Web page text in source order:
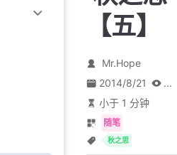
【五】
Mr.Hope
2014/8/21
...
小于 1 分钟
随笔
秋之思